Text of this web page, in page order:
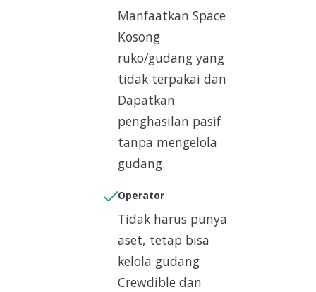
Manfaatkan Space
Kosong
ruko/gudang yang
tidak terpakai dan
Dapatkan
penghasilan pasif
tanpa mengelola
gudang.
Operator
Tidak harus punya
aset, tetap bisa
kelola gudang
Crewdible dan